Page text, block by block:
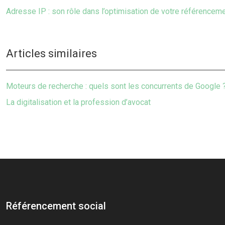
Adresse IP : son rôle dans l’optimisation de votre
Articles similaires
Moteurs de recherche : quels sont les concurrents de Google
La digitalisation et la profession d’avocat
Référencement social